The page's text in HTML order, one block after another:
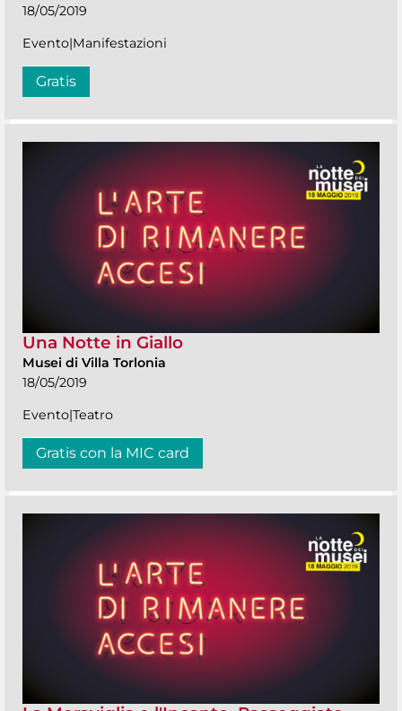
18/05/2019
Evento|Manifestazioni
Gratis
Una Notte in Giallo
Musei di Villa Torlonia
18/05/2019
Evento|Teatro
Gratis con la MIC card